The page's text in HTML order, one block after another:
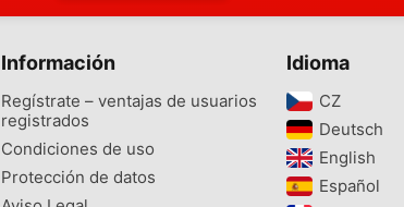
Información
Regístrate – ventajas de usuarios
registrados
Condiciones de uso
Protección de datos
Idioma
CZ‎
Deutsch‎
English‎
Español‎